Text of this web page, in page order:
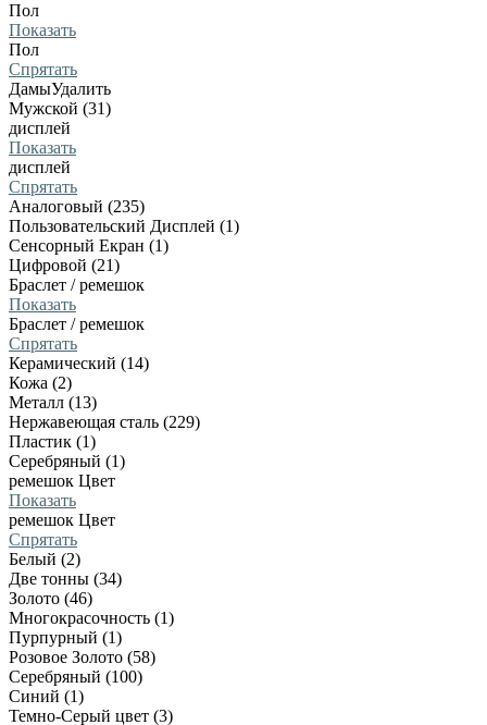
Пол
Показать
Пол
Спрятать
ДамыУдалить
Мужской (31)
дисплей
Показать
дисплей
Спрятать
Аналоговый (235)
Пользовательский Дисплей (1)
Сенсорный Екран (1)
Цифровой (21)
Браслет / ремешок
Показать
Браслет / ремешок
Спрятать
Керамический (14)
Кожа (2)
Металл (13)
Нержавеющая сталь (229)
Пластик (1)
Серебряный (1)
ремешок Цвет
Показать
ремешок Цвет
Спрятать
Белый (2)
Две тонны (34)
Золото (46)
Многокрасочность (1)
Пурпурный (1)
Розовое Золото (58)
Серебряный (100)
Синий (1)
Темно-Серый цвет (3)